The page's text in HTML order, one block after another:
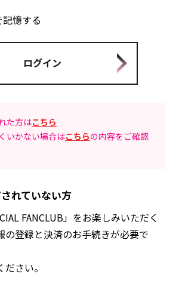
憶する
た方はこちら
いかない場合はこちらの内容をご確認
れていない方
FANCLUB」をお楽しみいただく
の登録と決済のお手続きが必要で
さい。